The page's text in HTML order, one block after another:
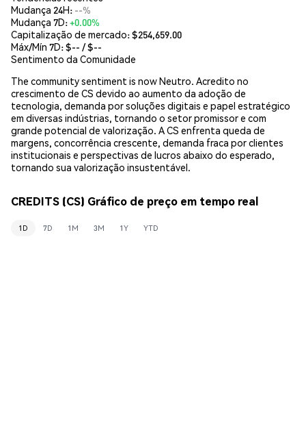
Mudança 24H: --%
Mudança 7D:+0.00%
Capitalização de mercado:$254,659.00
Máx/Mín 7D: $-- / $--
Sentimento da Comunidade
The community sentiment is now Neutro. Acredito no
crescimento de CS devido ao aumento da adoção de
tecnologia, demanda por soluções digitais e papel estratégico
em diversas indústrias, tornando o setor promissor e com
grande potencial de valorização. A CS enfrenta queda de
margens, concorrência crescente, demanda fraca por clientes
institucionais e perspectivas de lucros abaixo do esperado,
tornando sua valorização insustentável.
CREDITS (CS) Gráfico de preço em tempo real
1D 7D 1M 3M 1Y YTD